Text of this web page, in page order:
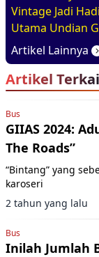
Vintage Jadi
Utama Undian
2026, Basisnya
Terlaris
Artikel Lainnya
Artikel
Bus
GIIAS 2024:
The Roads”
“Bintang” yang
karoseri
2 tahun yang lalu
Bus
Inilah Jumlah